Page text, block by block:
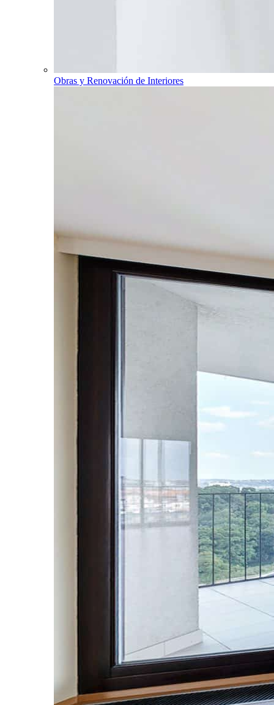
Obras y Renovación de Interiores